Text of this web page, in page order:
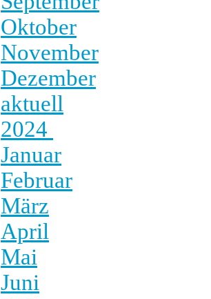
Oktober
November
Dezember
aktuell
2024
Januar
Februar
März
April
Mai
Juni